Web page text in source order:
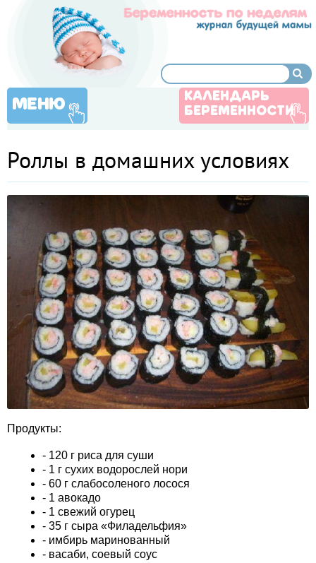
МЕНЮ
КАЛЕНДАРЬ
БЕРЕМЕННОСТИ
Роллы в домашних условиях
Продукты:
- 120 г риса для суши
- 1 г сухих водорослей нори
- 60 г слабосоленого лосося
- 1 авокадо
- 1 свежий огурец
- 35 г сыра «Филадельфия»
- имбирь маринованный
- васаби, соевый соус